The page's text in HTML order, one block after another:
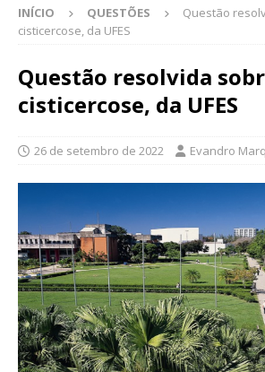
INÍCIO QUESTÕES
Questão
cisticercose, da UFES
Questão resolvida
cisticercose, da UFES
26 de setembro de 2022 Evandro